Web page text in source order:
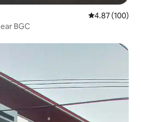
औसत रेटिंग 5 में से
4.87 (100)
BGC